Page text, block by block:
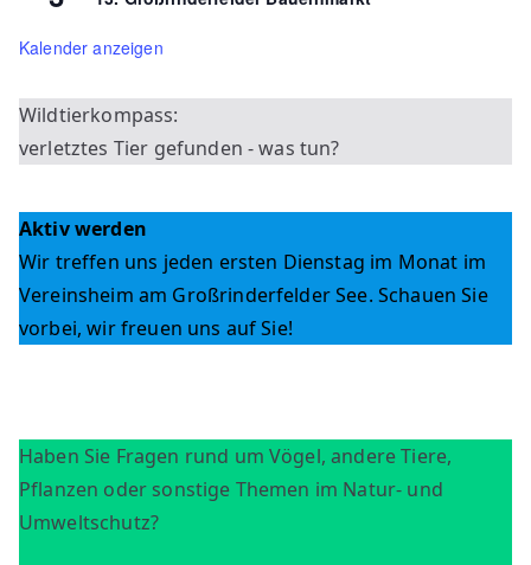
Kalender anzeigen
Wildtierkompass:
verletztes Tier gefunden - was tun?
Aktiv werden
Wir treffen uns jeden ersten Dienstag im Monat im
Vereinsheim am Großrinderfelder See. Schauen Sie
vorbei, wir freuen uns auf Sie!
Haben Sie Fragen rund um Vögel, andere Tiere,
Pflanzen oder sonstige Themen im Natur- und
Umweltschutz?